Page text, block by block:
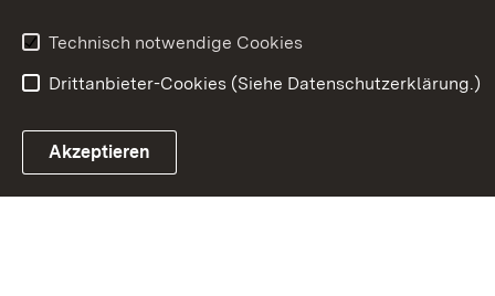
Technisch notwendige Cookies
Drittanbieter-Cookies (Siehe Datenschutzerklärung.)
Akzeptieren